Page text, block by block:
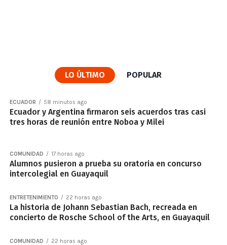
LO ÚLTIMO POPULAR
ECUADOR 58 minutos ago
Ecuador y Argentina firmaron seis acuerdos tras casi
tres horas de reunión entre Noboa y Milei
COMUNIDAD 17 horas ago
Alumnos pusieron a prueba su oratoria en concurso
intercolegial en Guayaquil
ENTRETENIMIENTO 22 horas ago
La historia de Johann Sebastian Bach, recreada en
concierto de Rosche School of the Arts, en Guayaquil
COMUNIDAD 22 horas ago